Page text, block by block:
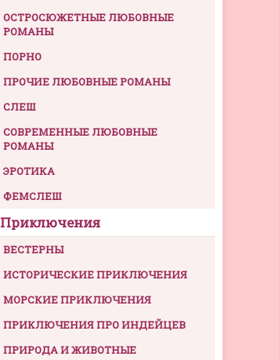
ОСТРОСЮЖЕТНЫЕ ЛЮБОВНЫЕ
РОМАНЫ
ПОРНО
ПРОЧИЕ ЛЮБОВНЫЕ РОМАНЫ
СЛЕШ
СОВРЕМЕННЫЕ ЛЮБОВНЫЕ
РОМАНЫ
ЭРОТИКА
ФЕМСЛЕШ
Приключения
ВЕСТЕРНЫ
ИСТОРИЧЕСКИЕ ПРИКЛЮЧЕНИЯ
МОРСКИЕ ПРИКЛЮЧЕНИЯ
ПРИКЛЮЧЕНИЯ ПРО ИНДЕЙЦЕВ
ПРИРОДА И ЖИВОТНЫЕ